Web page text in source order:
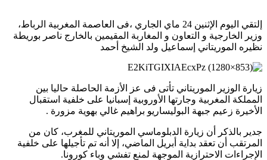
إلتقي اليوم الإثنين 24 ماي الجاري ،فى العاصمة المغربية الرباط،
وزير الخارجية و التعاون و المغاربة المقيمين بالخارج ناصر بوريطة
نظيره الموريتاني إسماعيل ولد الشيخ أحمد
زيارة الوزير الموريتاني تأتى فى عز الأزمة الحاصلة حاليا بين
المملكة المغربية وجارتها الأوروبية إسبانيا على خلفية استقبال
الأخيرة زعيم جبهة البوليساريو براهيم غالي بهوية مزورة .
جدير بالذكر أن زيارة الدبلوماسي الموريتاني للمغرب، كان من
المرتقب أن تعقد بداية أبريل الماضي، إلا أنه تم تأجيلها على خلفية
الإجراءات الاحترازية الموجهة لمنع تفشي وباء كورونا.